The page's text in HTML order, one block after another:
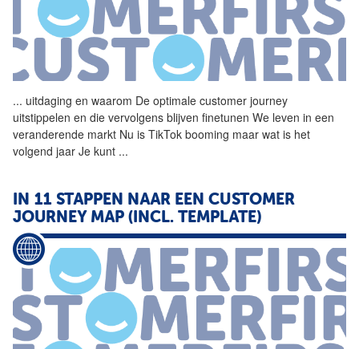
... uitdaging en waarom De optimale customer journey
uitstippelen en die vervolgens blijven finetunen We leven in een
veranderende markt Nu is TikTok booming maar wat is het
volgend jaar Je kunt ...
IN 11 STAPPEN NAAR EEN CUSTOMER
JOURNEY MAP (INCL. TEMPLATE)